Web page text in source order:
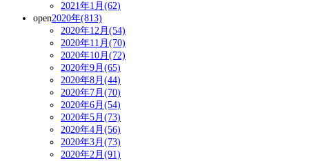
2021年1月(62)
open2020年(813)
2020年12月(54)
2020年11月(70)
2020年10月(72)
2020年9月(65)
2020年8月(44)
2020年7月(70)
2020年6月(54)
2020年5月(73)
2020年4月(56)
2020年3月(73)
2020年2月(91)